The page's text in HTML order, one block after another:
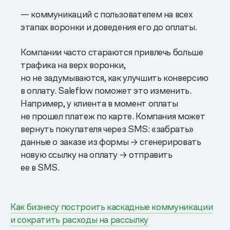
— коммуникаций с пользователем на всех
этапах воронки и доведения его до оплаты.
Компании часто стараются привлечь больше
трафика на верх воронки,
но не задумываются, как улучшить конверсию
в оплату. Saleflow поможет это изменить.
Например, у клиента в момент оплаты
не прошел платеж по карте. Компания может
вернуть покупателя через SMS: «забрать»
данные о заказе из формы → сгенерировать
новую ссылку на оплату → отправить
ее в SMS.
Как бизнесу построить каскадные коммуникации
и сократить расходы на рассылку